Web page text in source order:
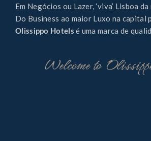
Em Negócios ou Lazer, ‘viva’ Lisboa
Do Business ao maior Luxo na capital
Olissippo Hotels é uma marca de
Welcome to